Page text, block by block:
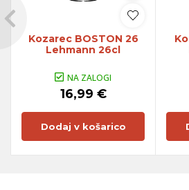
Kozarec BOSTON 26
Lehmann 26cl
NA ZALOGI
16,99 €
Dodaj v košarico